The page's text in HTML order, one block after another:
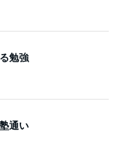
勉強
通い